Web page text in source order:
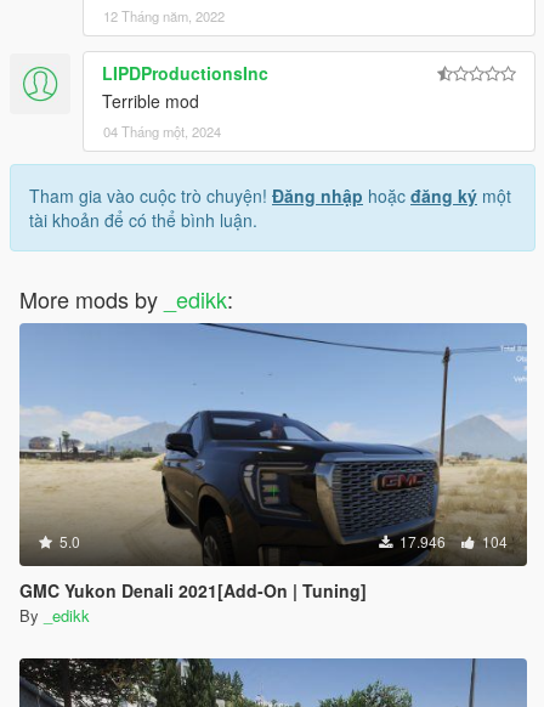
12 Tháng năm, 2022
LIPDProductionsInc
Terrible mod
04 Tháng một, 2024
Tham gia vào cuộc trò chuyện! Đăng nhập hoặc đăng ký một
tài khoản để có thể bình luận.
More mods by _edikk:
5.0 17.946 104
GMC Yukon Denali 2021[Add-On | Tuning]
By _edikk